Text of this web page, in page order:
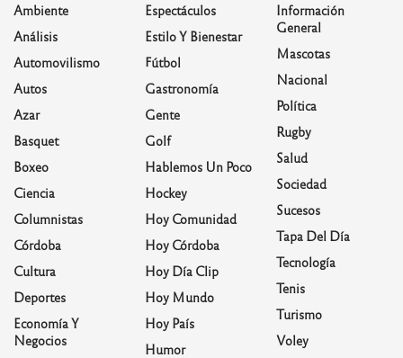
Ambiente
Análisis
Automovilismo
Autos
Azar
Basquet
Boxeo
Ciencia
Columnistas
Córdoba
Cultura
Deportes
Economía Y
Negocios
Espectáculos
Estilo Y Bienestar
Fútbol
Gastronomía
Gente
Golf
Hablemos Un Poco
Hockey
Hoy Comunidad
Hoy Córdoba
Hoy Día Clip
Hoy Mundo
Hoy País
Humor
Información
General
Mascotas
Nacional
Política
Rugby
Salud
Sociedad
Sucesos
Tapa Del Día
Tecnología
Tenis
Turismo
Voley